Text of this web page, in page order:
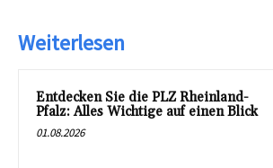
Weiterlesen
Entdecken Sie die PLZ Rheinland-
Pfalz: Alles Wichtige auf einen Blick
01.08.2026